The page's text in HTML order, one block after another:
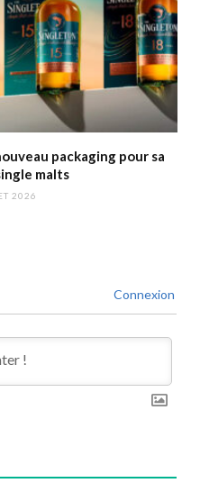
packaging pour sa
malts
2026
Connexion